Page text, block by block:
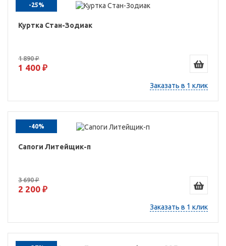
-25%
Куртка Стан-Зодиак
1 890 ₽
1 400 ₽
Заказать в 1 клик
-40%
Сапоги Литейщик-п
3 690 ₽
2 200 ₽
Заказать в 1 клик